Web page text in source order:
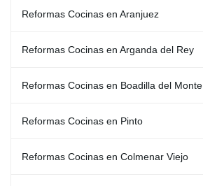
Reformas Cocinas en Aranjuez
Reformas Cocinas en Arganda del Rey
Reformas Cocinas en Boadilla del Monte
Reformas Cocinas en Pinto
Reformas Cocinas en Colmenar Viejo